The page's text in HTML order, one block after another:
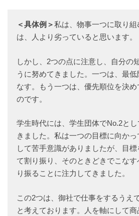
＜具体例＞私は、物事一つに取り
は、人より劣っていると思います。
しかし、2つの点に注意し、自分の
うに努めてきました。一つは、最低
なす。もう一つは、優先順位を決
のです。
学生時代には、学生団体でNo.2と
きました。私は一つの目標に向か
して苦手意識がありましたが、目
て割り振り、そのときどきでこなす
り振ることに注力してきました。
この2つは、御社で仕事をするうえ
と考えております。人を軸にして